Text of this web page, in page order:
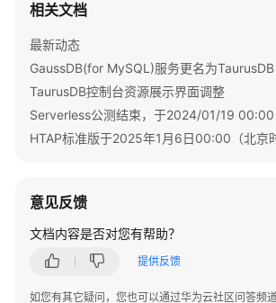
用
户
指
南
选
型
过
IAM
予
相关文档
最新动态
GaussDB(for MySQL)服务更名为TaurusDB
TaurusDB控制台资源展示界面调整
HTAP标准版于2025年1月6日00:00（北京
意见反馈
文档内容是否对您有帮助？
提供反馈
如您有其它疑问，您也可以通过华为云社区问答频